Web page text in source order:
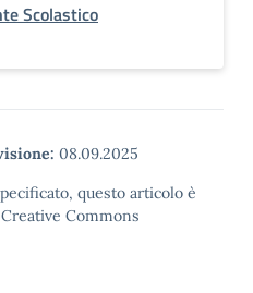
Scolastico
08.09.2025
questo articolo è
Commons